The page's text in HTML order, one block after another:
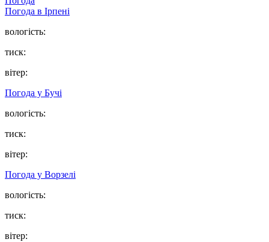
Погода в Ірпені
вологість:
тиск:
вітер:
Погода у Бучі
вологість:
тиск:
вітер:
Погода у Ворзелі
вологість:
тиск:
вітер: